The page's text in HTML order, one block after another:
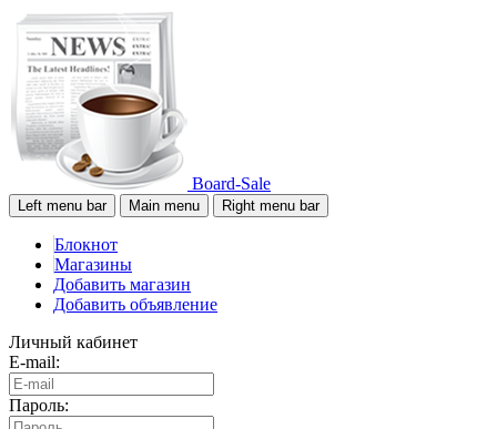
Board-Sale
Left menu bar Main menu Right menu bar
Блокнот
Магазины
Добавить магазин
Добавить объявление
Личный кабинет
E-mail:
Пароль: